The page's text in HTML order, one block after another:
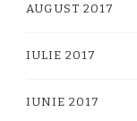
AUGUST 2017
IULIE 2017
IUNIE 2017